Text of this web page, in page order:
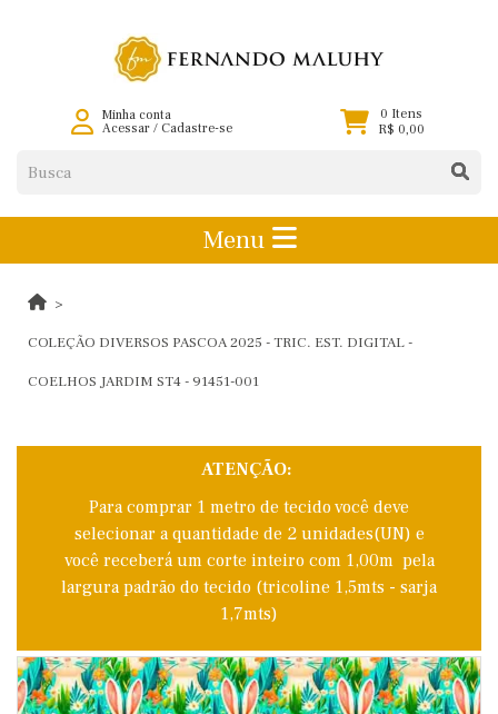
Minha conta
Acessar/ Cadastre-se
0 Itens
R$ 0,00
Menu
COLEÇÃO DIVERSOS PASCOA 2025 - TRIC. EST. DIGITAL -
COELHOS JARDIM ST4 - 91451-001
ATENÇÃO:
Para comprar 1 metro de tecido você deve
selecionar a quantidade de 2 unidades(UN) e
você receberá um corte inteiro com 1,00m pela
largura padrão do tecido (tricoline 1,5mts - sarja
1,7mts)